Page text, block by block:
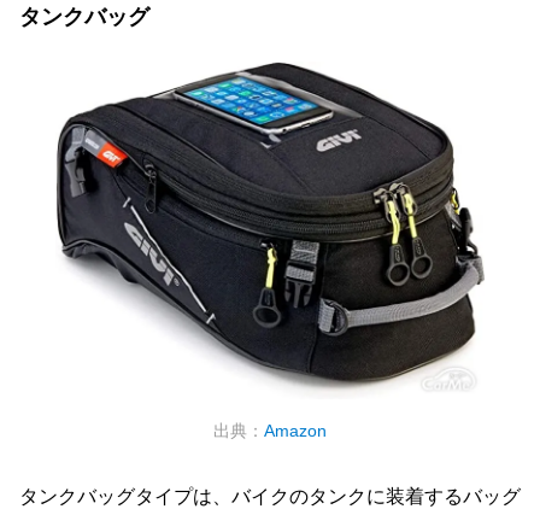
タンクバッグ
出典： Amazon
タンクバッグタイプは、バイクのタンクに装着するバッグ